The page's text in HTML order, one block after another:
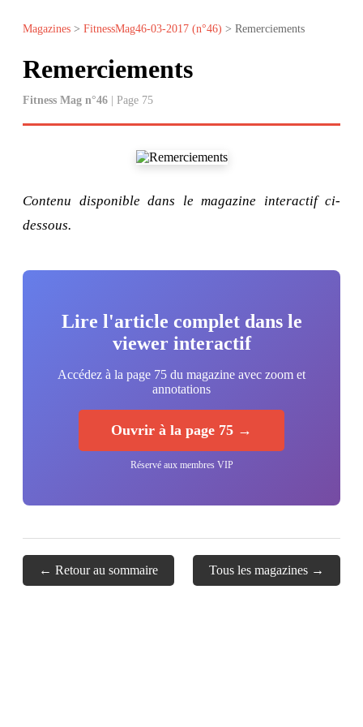
Magazines > FitnessMag46-03-2017 (n°46) > Remerciements
Remerciements
Fitness Mag n°46 | Page 75
Contenu disponible dans le magazine interactif ci-
dessous.
Lire l'article complet dans le
viewer interactif
Accédez à la page 75 du magazine avec zoom et
annotations
Ouvrir à la page 75 →
Réservé aux membres VIP
← Retour au sommaire Tous les magazines →